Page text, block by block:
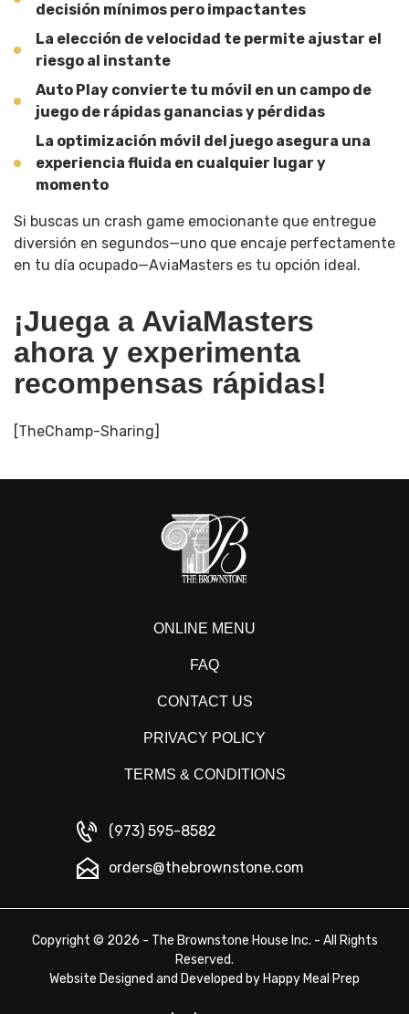
decisión mínimos pero impactantes
La elección de velocidad te permite ajustar el
riesgo al instante
Auto Play convierte tu móvil en un campo de
juego de rápidas ganancias y pérdidas
La optimización móvil del juego asegura una
experiencia fluida en cualquier lugar y
momento
Si buscas un crash game emocionante que entregue
diversión en segundos—uno que encaje perfectamente
en tu día ocupado—AviaMasters es tu opción ideal.
¡Juega a AviaMasters
ahora y experimenta
recompensas rápidas!
[TheChamp-Sharing]
ONLINE MENU
FAQ
CONTACT US
PRIVACY POLICY
TERMS & CONDITIONS
(973) 595-8582
orders@thebrownstone.com
Copyright © 2026 - The Brownstone House Inc. - All Rights
Reserved.
Website Designed and Developed by Happy Meal Prep